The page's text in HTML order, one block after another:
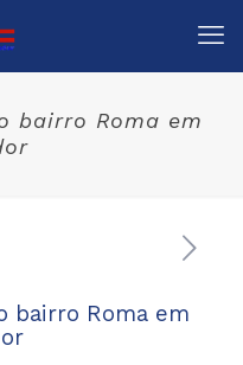
bairro Roma em
bairro Roma em